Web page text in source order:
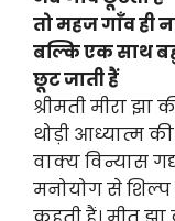
तो महज गाँव ही
बल्कि एक साथ
छूट जाती हैं
श्रीमती मीरा
थोड़ी आध्यात्म
वाक्य विन्यास
मनोयोग से